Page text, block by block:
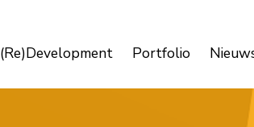
(Re)Development Portfolio